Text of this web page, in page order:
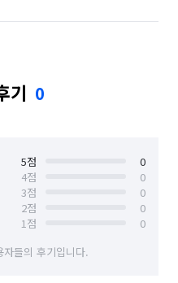
기 0
5점
0
4점
0
3점
0
2점
0
1점
0
들의 후기입니다.